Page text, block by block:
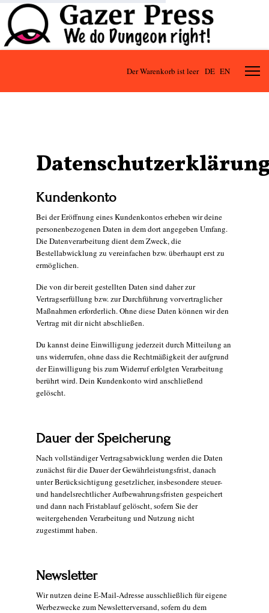
Der Warenkorb ist leer DE EN
Kundenkonto
Bei der Eröffnung eines Kundenkontos erheben wir deine
personenbezogenen Daten in dem dort angegeben Umfang.
Die Datenverarbeitung dient dem Zweck, die
Bestellabwicklung zu vereinfachen bzw. überhaupt erst zu
ermöglichen.
Die von dir bereit gestellten Daten sind daher zur
Vertragserfüllung bzw. zur Durchführung vorvertraglicher
Maßnahmen erforderlich. Ohne diese Daten können wir den
Vertrag mit dir nicht abschließen.
Du kannst deine Einwilligung jederzeit durch Mitteilung an
uns widerrufen, ohne dass die Rechtmäßigkeit der aufgrund
der Einwilligung bis zum Widerruf erfolgten Verarbeitung
berührt wird. Dein Kundenkonto wird anschließend
gelöscht.
Dauer der Speicherung
Nach vollständiger Vertragsabwicklung werden die Daten
zunächst für die Dauer der Gewährleistungsfrist, danach
unter Berücksichtigung gesetzlicher, insbesondere steuer-
und handelsrechtlicher Aufbewahrungsfristen gespeichert
und dann nach Fristablauf gelöscht, sofern Sie der
weitergehenden Verarbeitung und Nutzung nicht
zugestimmt haben.
Newsletter
Wir nutzen deine E-Mail-Adresse ausschließlich für eigene
Werbezwecke zum Newsletterversand, sofern du dem